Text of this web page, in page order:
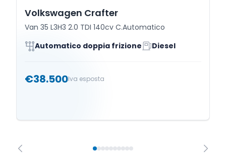
Volkswagen Crafter
Van 35 L3H3 2.0 TDI 140cv C.Automatico
Automatico doppia frizione
Diesel
€38.500Iva esposta